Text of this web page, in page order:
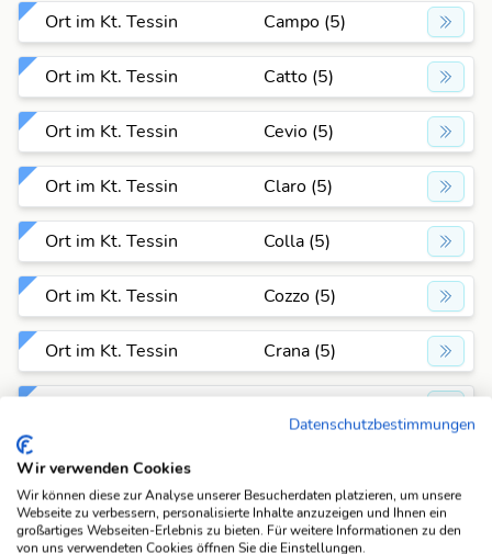
Ort im Kt. Tessin Campo (5)
Ort im Kt. Tessin Catto (5)
Ort im Kt. Tessin Cevio (5)
Ort im Kt. Tessin Claro (5)
Ort im Kt. Tessin Colla (5)
Ort im Kt. Tessin Cozzo (5)
Ort im Kt. Tessin Crana (5)
Ort im Kt. Tessin
Ort im Kt. Tessin Faido (5)
Datenschutzbestimmungen
Wir verwenden Cookies
Wir können diese zur Analyse unserer Besucherdaten platzieren, um unsere
Webseite zu verbessern, personalisierte Inhalte anzuzeigen und Ihnen ein
großartiges Webseiten-Erlebnis zu bieten. Für weitere Informationen zu den
von uns verwendeten Cookies öffnen Sie die Einstellungen.